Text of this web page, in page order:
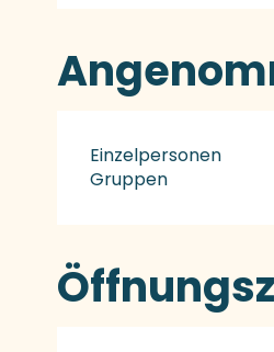
Einzelpersonen
Gruppen